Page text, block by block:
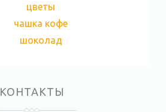
цветы
чашка кофе
шоколад
КОНТАКТЫ